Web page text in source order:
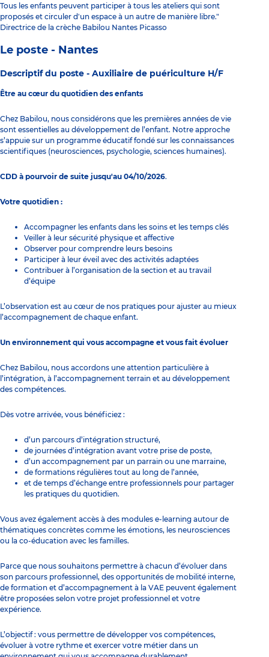
Tous les enfants peuvent participer à tous les ateliers qui sont
proposés et circuler d'un espace à un autre de manière libre."
Directrice de la crèche Babilou Nantes Picasso
Le poste - Nantes
Descriptif du poste - Auxiliaire de puériculture H/F
Être au cœur du quotidien des enfants
Chez Babilou, nous considérons que les premières années de vie
sont essentielles au développement de l’enfant. Notre approche
s’appuie sur un programme éducatif fondé sur les connaissances
scientifiques (neurosciences, psychologie, sciences humaines).
CDD à pourvoir de suite jusqu'au 04/10/2026.
Votre quotidien :
Accompagner les enfants dans les soins et les temps clés
Veiller à leur sécurité physique et affective
Observer pour comprendre leurs besoins
Participer à leur éveil avec des activités adaptées
Contribuer à l’organisation de la section et au travail
d’équipe
L’observation est au cœur de nos pratiques pour ajuster au mieux
l’accompagnement de chaque enfant.
Un environnement qui vous accompagne et vous fait évoluer
Chez Babilou, nous accordons une attention particulière à
l’intégration, à l’accompagnement terrain et au développement
des compétences.
Dès votre arrivée, vous bénéficiez :
d’un parcours d’intégration structuré,
de journées d’intégration avant votre prise de poste,
d’un accompagnement par un parrain ou une marraine,
de formations régulières tout au long de l’année,
et de temps d’échange entre professionnels pour partager
les pratiques du quotidien.
Vous avez également accès à des modules e-learning autour de
thématiques concrètes comme les émotions, les neurosciences
ou la co-éducation avec les familles.
Parce que nous souhaitons permettre à chacun d’évoluer dans
son parcours professionnel, des opportunités de mobilité interne,
de formation et d’accompagnement à la VAE peuvent également
être proposées selon votre projet professionnel et votre
expérience.
L’objectif : vous permettre de développer vos compétences,
évoluer à votre rythme et exercer votre métier dans un